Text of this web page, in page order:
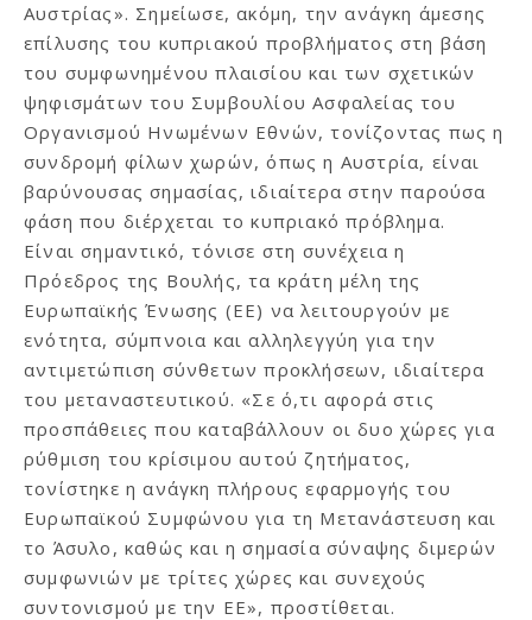
Αυστρίας». Σημείωσε, ακόμη, την ανάγκη άμεσης
επίλυσης του κυπριακού προβλήματος στη βάση
του συμφωνημένου πλαισίου και των σχετικών
ψηφισμάτων του Συμβουλίου Ασφαλείας του
Οργανισμού Ηνωμένων Εθνών, τονίζοντας πως η
συνδρομή φίλων χωρών, όπως η Αυστρία, είναι
βαρύνουσας σημασίας, ιδιαίτερα στην παρούσα
φάση που διέρχεται το κυπριακό πρόβλημα.
Είναι σημαντικό, τόνισε στη συνέχεια η
Πρόεδρος της Βουλής, τα κράτη μέλη της
Ευρωπαϊκής Ένωσης (ΕΕ) να λειτουργούν με
ενότητα, σύμπνοια και αλληλεγγύη για την
αντιμετώπιση σύνθετων προκλήσεων, ιδιαίτερα
του μεταναστευτικού. «Σε ό,τι αφορά στις
προσπάθειες που καταβάλλουν οι δυο χώρες για
ρύθμιση του κρίσιμου αυτού ζητήματος,
τονίστηκε η ανάγκη πλήρους εφαρμογής του
Ευρωπαϊκού Συμφώνου για τη Μετανάστευση και
το Άσυλο, καθώς και η σημασία σύναψης διμερών
συμφωνιών με τρίτες χώρες και συνεχούς
συντονισμού με την ΕΕ», προστίθεται.